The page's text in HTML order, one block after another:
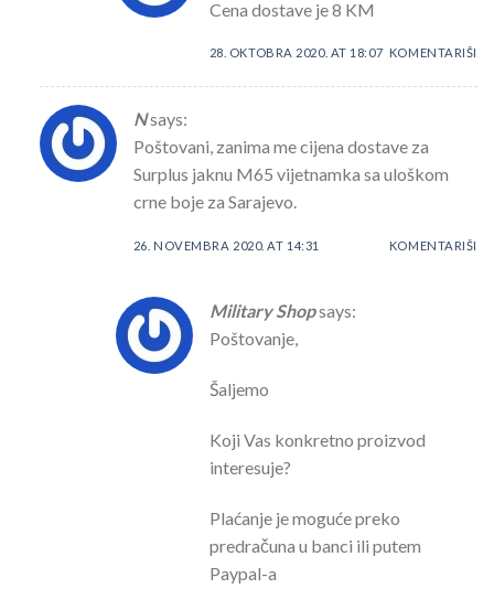
Cena dostave je 8 KM
28. OKTOBRA 2020. AT 18:07 KOMENTARIŠI
Nsays:
Poštovani, zanima me cijena dostave za
Surplus jaknu M65 vijetnamka sa uloškom
crne boje za Sarajevo.
26. NOVEMBRA 2020. AT 14:31 KOMENTARIŠI
Military Shopsays:
Poštovanje,
Šaljemo
Koji Vas konkretno proizvod
interesuje?
Plaćanje je moguće preko
predračuna u banci ili putem
Paypal-a